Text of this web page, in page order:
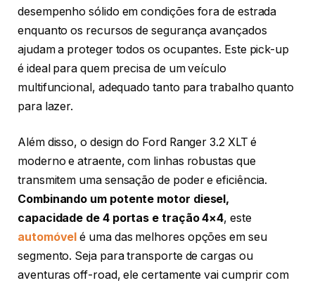
desempenho sólido em condições fora de estrada
enquanto os recursos de segurança avançados
ajudam a proteger todos os ocupantes. Este pick-up
é ideal para quem precisa de um veículo
multifuncional, adequado tanto para trabalho quanto
para lazer.
Além disso, o design do Ford Ranger 3.2 XLT é
moderno e atraente, com linhas robustas que
transmitem uma sensação de poder e eficiência.
Combinando um potente motor diesel,
capacidade de 4 portas e tração 4×4, este
automóvel é uma das melhores opções em seu
segmento. Seja para transporte de cargas ou
aventuras off-road, ele certamente vai cumprir com